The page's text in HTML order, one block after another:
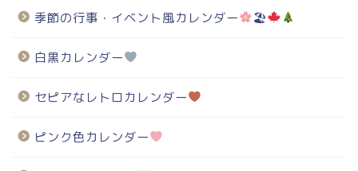
季節の行事・イベント風カレンダー 🏖
白黒カレンダー
セピアなレトロカレンダー
ピンク色カレンダー